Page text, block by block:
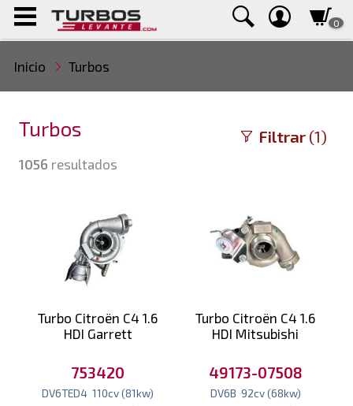
0
Inicio Turbos
Turbos Filtrar (1)
1056 resultados
Turbo Citroën C4 1.6
HDI Garrett
753420
DV6TED4 110cv(81kw)
Turbo Citroën C4 1.6
HDI Mitsubishi
49173-07508
DV6B 92cv (68kw)